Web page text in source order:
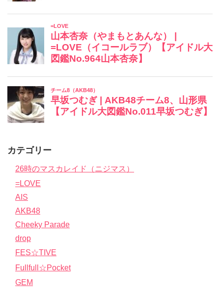
カテゴリー
26時のマスカレイド（ニジマス）
=LOVE
AIS
AKB48
Cheeky Parade
drop
FES☆TIVE
Fullfull☆Pocket
GEM